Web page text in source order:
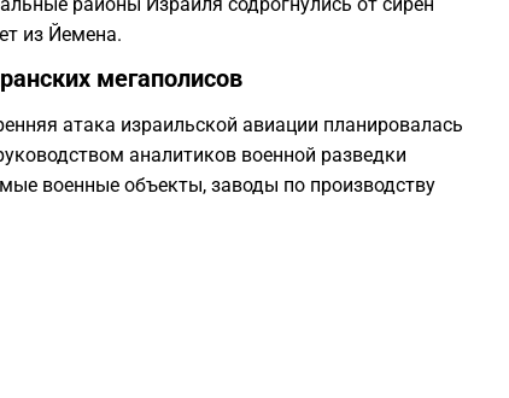
из Йемена.
мегаполисов
атака израильской авиации планировалась
аналитиков военной разведки
военные объекты, заводы по производству